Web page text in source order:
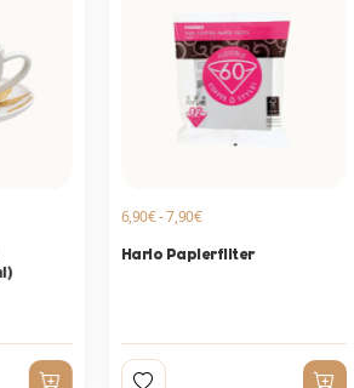
6,90€ - 7,90€
Hario Papierfilter